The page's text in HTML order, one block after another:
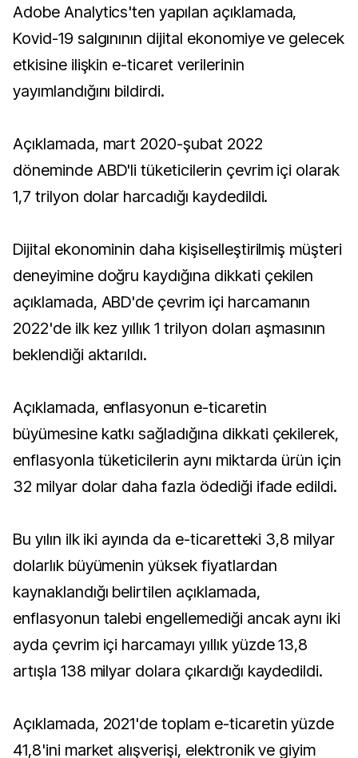
Adobe Analytics'ten yapılan açıklamada,
Kovid-19 salgınının dijital ekonomiye ve gelecek
etkisine ilişkin e-ticaret verilerinin
yayımlandığını bildirdi.
Açıklamada, mart 2020-şubat 2022
döneminde ABD'li tüketicilerin çevrim içi olarak
1,7 trilyon dolar harcadığı kaydedildi.
Dijital ekonominin daha kişiselleştirilmiş müşteri
deneyimine doğru kaydığına dikkati çekilen
açıklamada, ABD'de çevrim içi harcamanın
2022'de ilk kez yıllık 1 trilyon doları aşmasının
beklendiği aktarıldı.
Açıklamada, enflasyonun e-ticaretin
büyümesine katkı sağladığına dikkati çekilerek,
enflasyonla tüketicilerin aynı miktarda ürün için
32 milyar dolar daha fazla ödediği ifade edildi.
Bu yılın ilk iki ayında da e-ticaretteki 3,8 milyar
dolarlık büyümenin yüksek fiyatlardan
kaynaklandığı belirtilen açıklamada,
enflasyonun talebi engellemediği ancak aynı iki
ayda çevrim içi harcamayı yıllık yüzde 13,8
artışla 138 milyar dolara çıkardığı kaydedildi.
Açıklamada, 2021'de toplam e-ticaretin yüzde
41,8'ini market alışverişi, elektronik ve giyim